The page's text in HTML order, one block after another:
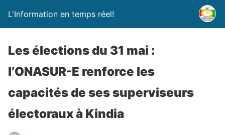
L'Information en temps réel!
Les élections du 31 mai :
l’ONASUR-E renforce les
capacités de ses superviseurs
électoraux à Kindia